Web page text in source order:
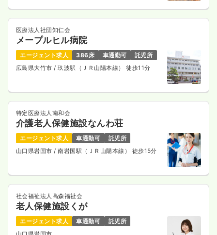
医療法人社団知仁会
メープルヒル病院
エージェント求人 386床 車通勤可
託児所
広島県大竹市 / 玖波駅（ＪＲ山陽本線） 徒歩11分
特定医療法人南和会
介護老人保健施設なんわ荘
エージェント求人 車通勤可
託児所
山口県岩国市 / 南岩国駅（ＪＲ山陽本線） 徒歩15分
社会福祉法人高森福祉会
老人保健施設くが
エージェント求人 車通勤可
託児所